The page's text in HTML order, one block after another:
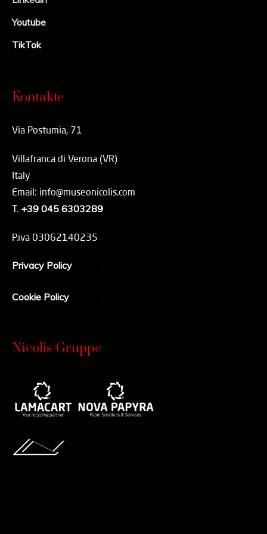
Youtube
TikTok
Kontakte
Via Postumia, 71
Villafranca di Verona (VR)
Italy
Email: info@museonicolis.com
T. +39 045 6303289
P.iva 03062140235
Privacy Policy
Cookie Policy
Nicolis-Gruppe